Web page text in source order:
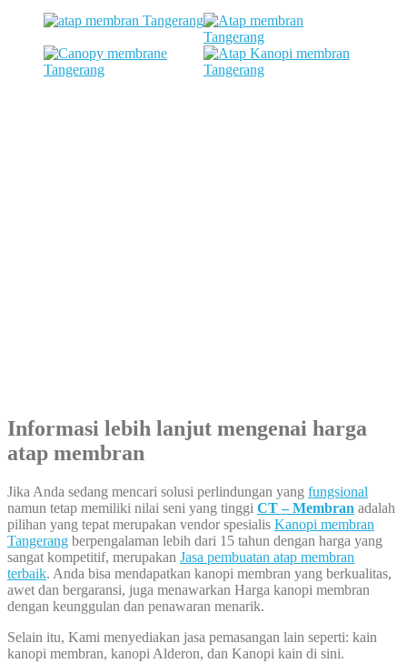
Informasi lebih lanjut mengenai harga
atap membran
Jika Anda sedang mencari solusi perlindungan yang fungsional
namun tetap memiliki nilai seni yang tinggi CT – Membran adalah
pilihan yang tepat merupakan vendor spesialis Kanopi membran
Tangerang berpengalaman lebih dari 15 tahun dengan harga yang
sangat kompetitif, merupakan Jasa pembuatan atap membran
terbaik. Anda bisa mendapatkan kanopi membran yang berkualitas,
awet dan bergaransi, juga menawarkan Harga kanopi membran
dengan keunggulan dan penawaran menarik.
Selain itu, Kami menyediakan jasa pemasangan lain seperti: kain
kanopi membran, kanopi Alderon, dan Kanopi kain di sini.